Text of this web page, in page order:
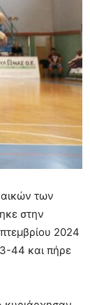
των
στην
2024
44 και πήρε